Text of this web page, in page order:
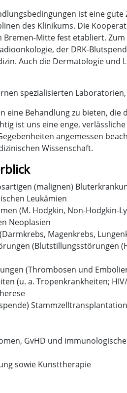
ist eine
des Klinikums. Die
Mitte fest etabliert.
der DRK-
Auch die Dermatologie und
spezialisierten
eine Behandlung zu bieten,
ist uns eine enge,
angemessen
Wissenschaft.
(malignen)
Leukämien
(M. Hodgkin, Non-Hodgkin-
Neoplasien
Magenkrebs,
(Blutstillungsstörungen
(Thrombosen und
(u. a. Tropenkrankheiten; HIV/
Stammzelltransplantation
GvHD und
sowie Kunsttherapie